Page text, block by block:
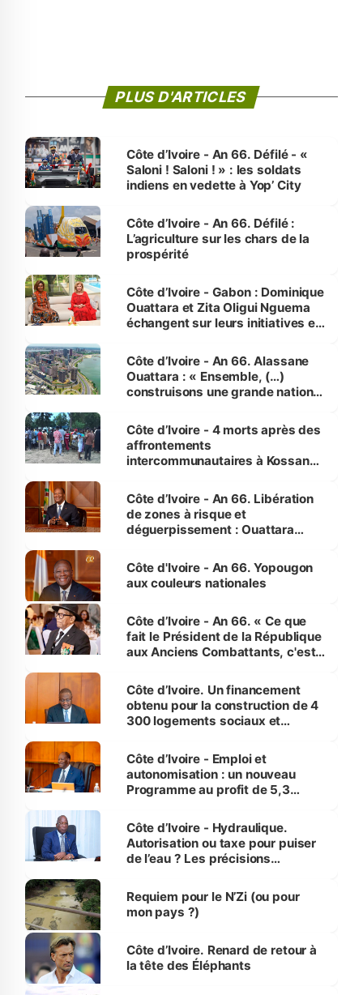
PLUS D'ARTICLES
Côte d’Ivoire - An 66. Défilé - «
Saloni ! Saloni ! » : les soldats
indiens en vedette à Yop’ City
Côte d’Ivoire - An 66. Défilé :
L’agriculture sur les chars de la
prospérité
Côte d’Ivoire - Gabon : Dominique
Ouattara et Zita Oligui Nguema
échangent sur leurs initiatives en
enfants
Côte d’Ivoire - An 66. Alassane
Ouattara : « Ensemble, (…)
construisons une grande nation
générations futures »
Côte d’Ivoire - 4 morts après des
affrontements
intercommunautaires à Kossandji
milieu des sinistrés
Côte d’Ivoire - An 66. Libération
de zones à risque et
déguerpissement : Ouattara
l'Etat de droit pour préserver les
vies humaines »
Côte d'Ivoire - An 66. Yopougon
aux couleurs nationales
Côte d’Ivoire - An 66. « Ce que
fait le Président de la République
aux Anciens Combattants, c'est
Côte d’Ivoire. Un financement
obtenu pour la construction de 4
300 logements sociaux et
et Yamoussoukro
Côte d’Ivoire - Emploi et
autonomisation : un nouveau
Programme au profit de 5,3
Côte d’Ivoire - Hydraulique.
Autorisation ou taxe pour puiser
de l’eau ? Les précisions
Requiem pour le N’Zi (ou pour
mon pays ?)
Côte d’Ivoire. Renard de retour à
la tête des Éléphants